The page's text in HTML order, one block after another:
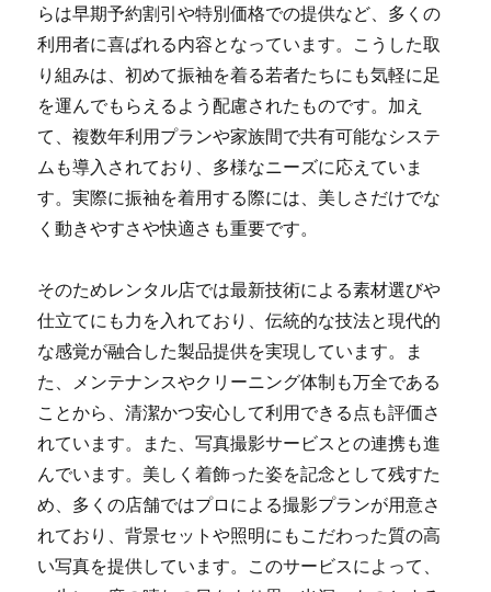
らは早期予約割引や特別価格での提供など、多くの
利用者に喜ばれる内容となっています。こうした取
り組みは、初めて振袖を着る若者たちにも気軽に足
を運んでもらえるよう配慮されたものです。加え
て、複数年利用プランや家族間で共有可能なシステ
ムも導入されており、多様なニーズに応えていま
す。実際に振袖を着用する際には、美しさだけでな
く動きやすさや快適さも重要です。
そのためレンタル店では最新技術による素材選びや
仕立てにも力を入れており、伝統的な技法と現代的
な感覚が融合した製品提供を実現しています。ま
た、メンテナンスやクリーニング体制も万全である
ことから、清潔かつ安心して利用できる点も評価さ
れています。また、写真撮影サービスとの連携も進
んでいます。美しく着飾った姿を記念として残すた
め、多くの店舗ではプロによる撮影プランが用意さ
れており、背景セットや照明にもこだわった質の高
い写真を提供しています。このサービスによって、